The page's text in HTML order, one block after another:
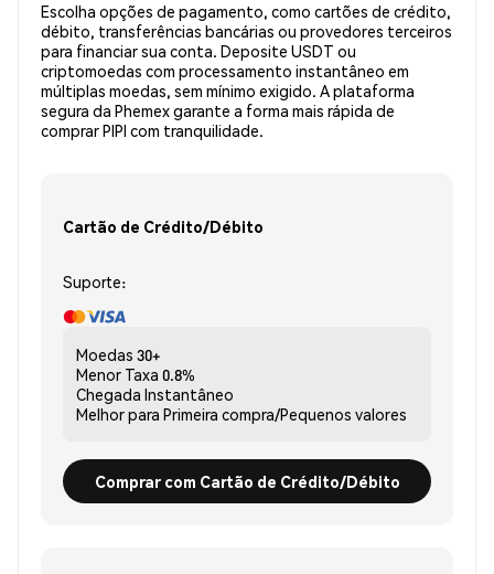
Escolha opções de pagamento, como cartões de crédito,
débito, transferências bancárias ou provedores terceiros
para financiar sua conta. Deposite USDT ou
criptomoedas com processamento instantâneo em
múltiplas moedas, sem mínimo exigido. A plataforma
segura da Phemex garante a forma mais rápida de
comprar PIPI com tranquilidade.
Cartão de Crédito/Débito
Suporte:
Moedas 30+
Menor Taxa 0.8%
Chegada Instantâneo
Melhor para Primeira compra/Pequenos valores
Comprar com Cartão de Crédito/Débito